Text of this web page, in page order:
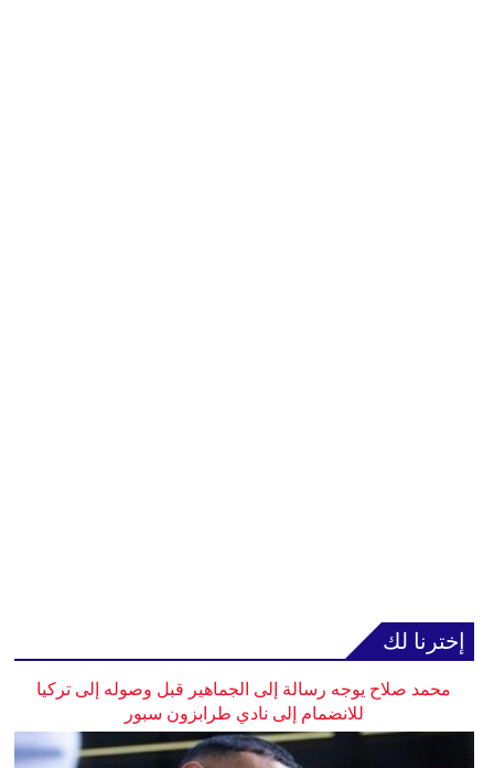
إخترنا لك
محمد صلاح يوجه رسالة إلى الجماهير قبل وصوله إلى تركيا
للانضمام إلى نادي طرابزون سبور